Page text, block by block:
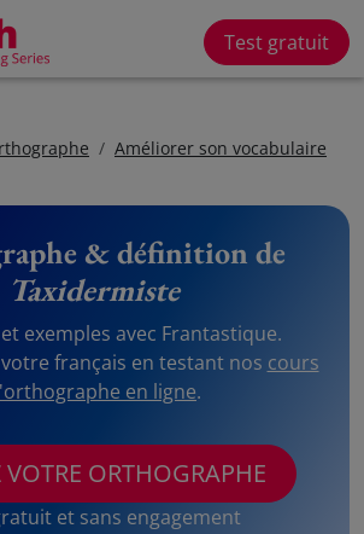
Test gratuit
Améliorer son vocabulaire
& définition de
Taxidermiste
exemples avec Frantastique.
français en testant nos cours
en ligne.
VOTRE ORTHOGRAPHE
et sans engagement